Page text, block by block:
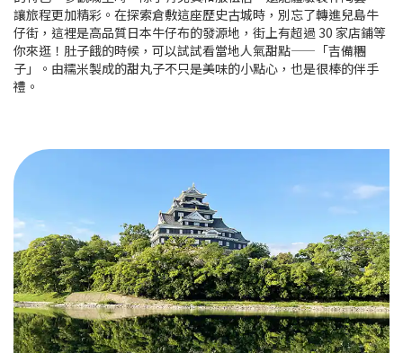
讓旅程更加精彩。在探索倉敷這座歷史古城時，別忘了轉進兒島牛
仔街，這裡是高品質日本牛仔布的發源地，街上有超過 30 家店鋪等
你來逛！肚子餓的時候，可以試試看當地人氣甜點——「吉備糰
子」。由糯米製成的甜丸子不只是美味的小點心，也是很棒的伴手
禮。